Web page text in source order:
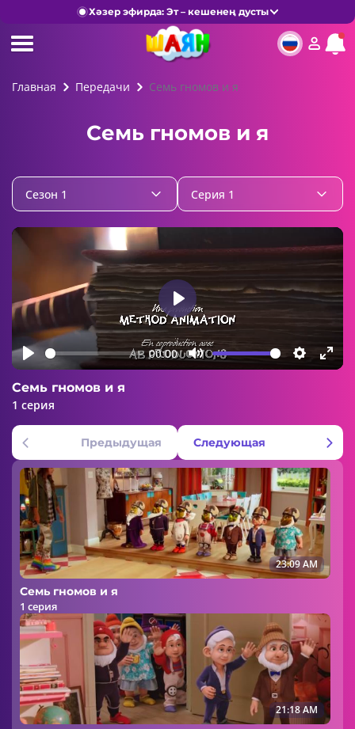
Хәзер эфирда: Эт – кешенең дусты
Главная Передачи Семь гномов и я
Семь гномов и я
Сезон 1 Серия 1
Play
00:00
Mute Settings
Play
Семь гномов и я
1 серия
Предыдущая Следующая
23:09 AM
Семь гномов и я
1 серия
21:18 AM